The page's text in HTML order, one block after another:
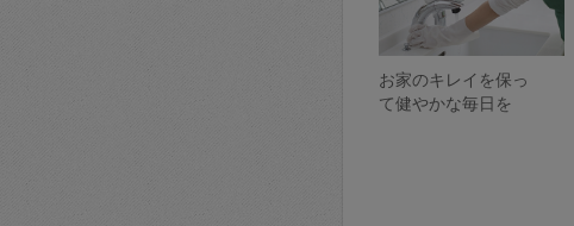
お家のキレイを保っ
て健やかな毎日を